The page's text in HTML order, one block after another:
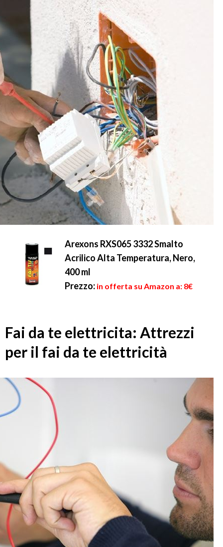
Arexons RXS065 3332 Smalto
Acrilico Alta Temperatura, Nero,
400 ml
Prezzo: in offerta su Amazon a: 8€
Fai da te elettricita: Attrezzi
per il fai da te elettricità